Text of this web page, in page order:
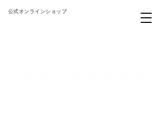
公式オンラインショップ